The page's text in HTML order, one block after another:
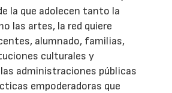
la que adolecen tanto la
las artes, la red quiere
alumnado, familias,
culturales y
administraciones públicas
empoderadoras que